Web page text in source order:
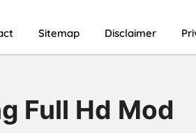
Sitemap Disclaimer
Full Hd Mod